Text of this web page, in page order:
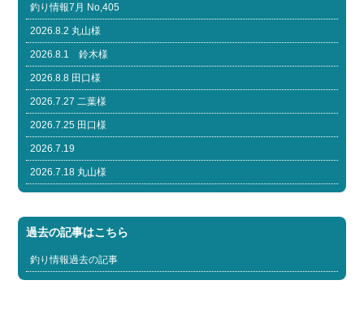
釣り情報7月 No,405
2026.8.2 丸山様
2026.8.1 鈴木様
2026.8.8 田口様
2026.7.27 二葉様
2026.7.25 田口様
2026.7.19
2026.7.18 丸山様
過去の記事はこちら
釣り情報過去の記事